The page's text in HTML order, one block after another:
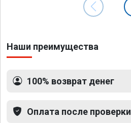
Наши преимущества
100% возврат денег
Оплата после проверки